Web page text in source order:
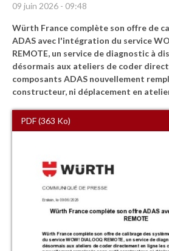
09 juin 2026 - 09:48
Würth France complète son offre de
ADAS avec l'intégration du service
REMOTE, un service de diagnostic à
désormais aux ateliers de coder
composants ADAS nouvellement
constructeur, ni déplacement en
PDF (363 Ko)